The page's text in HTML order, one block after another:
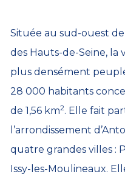
Située au sud-ouest
des Hauts-de-Seine, la
plus densément
28 000 habitants
de 1,56 km2. Elle fait
l’arrondissement
quatre grandes villes :
Issy-les-Moulineaux.